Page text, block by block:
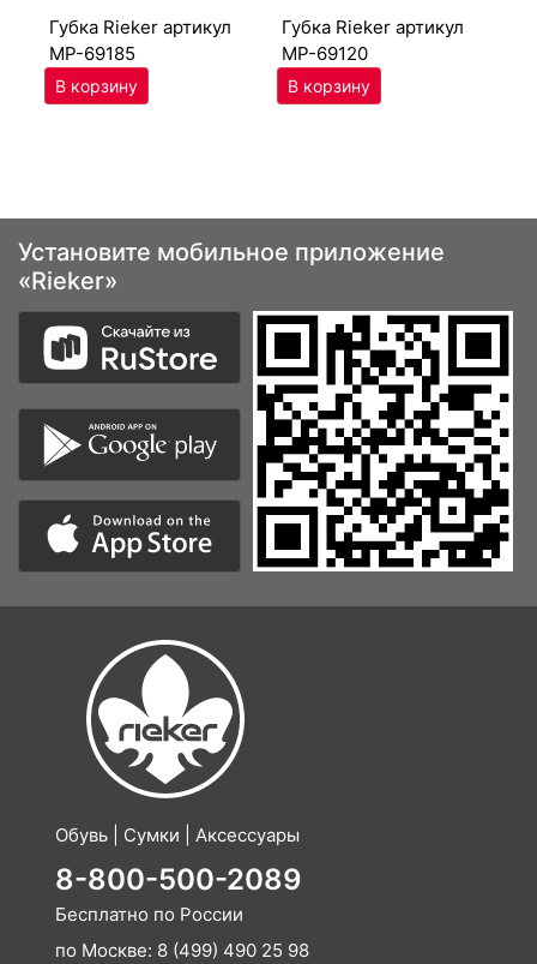
губ­ка Ri­eker артикул
MP-69185
губ­ка Ri­eker артикул
MP-69120
Установите мобильное приложение
«Rieker»
Обувь | Сумки | Аксессуары
8-800-500-2089
Бесплатно по России
по Москве: 8 (499) 490 25 98